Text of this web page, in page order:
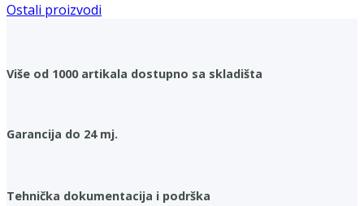
Ostali proizvodi
Više od 1000 artikala dostupno sa skladišta
Garancija do 24 mj.
Tehnička dokumentacija i podrška